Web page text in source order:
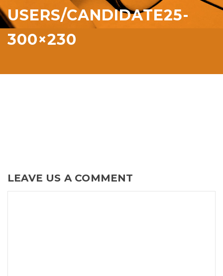
USERS/CANDIDATE25-
300×230
LEAVE US A COMMENT